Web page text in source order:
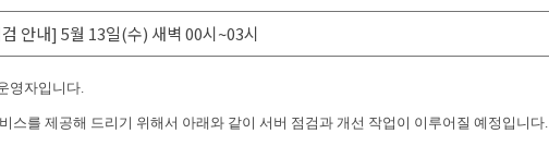
안내] 5월 13일(수) 새벽 00시~03시
영자입니다.
스를 제공해 드리기 위해서 아래와 같이 서버 점검과 개선 작업이 이루어질 예정입니다.